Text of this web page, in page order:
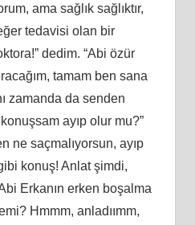
ama sağlık sağlıktır,
tedavisi olan bir
dedim. “Abi özür
tamam ben sana
zamanda da senden
ayıp olur mu?”
ne saçmalıyorsun, ayıp
konuş! Anlat şimdi,
Erkanın erken boşalma
Hmmm, anladıımm,